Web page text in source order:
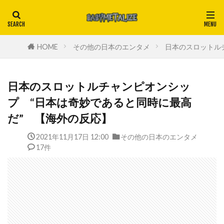
HOME その他の日本のエンタメ 日本のスロット
日本のスロットルチャンピオンシッ
プ “日本は奇妙であると同時に最高
だ” 【海外の反応】
2021年11月17日 12:00
その他の日本のエンタメ
17件